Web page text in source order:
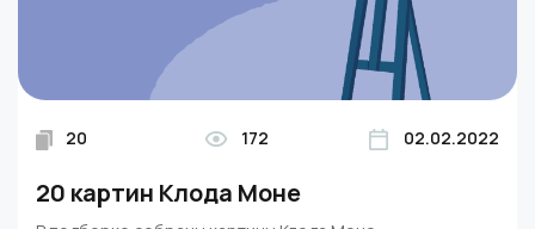
20 172 02.02.2022
20 картин Клода Моне